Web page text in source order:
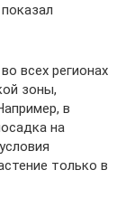
всех регионах
зоны,
в
на
только в